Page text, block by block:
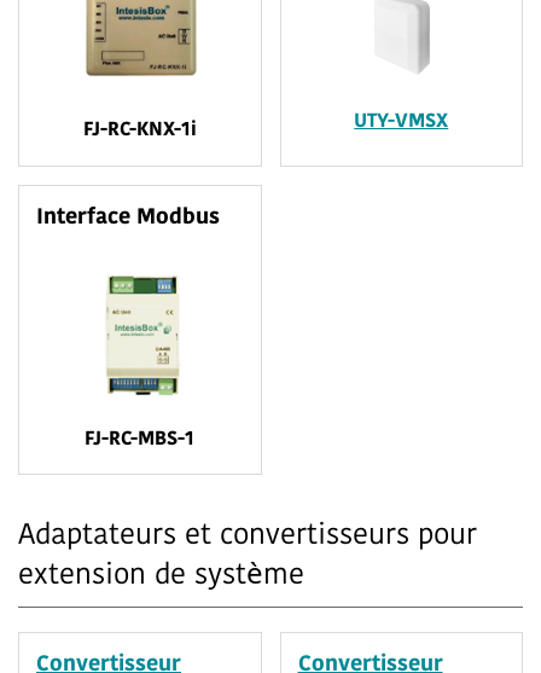
FJ-RC-KNX-1i UTY-VMSX
Interface Modbus
FJ-RC-MBS-1
Adaptateurs et convertisseurs pour
extension de système
Convertisseur
Convertisseur